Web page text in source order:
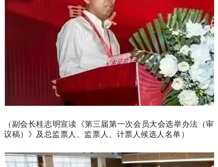
（副会长桂志明宣读《第三届第一次会员大会选举办法（审
议稿）》及总监票人、监票人、计票人候选人名单）